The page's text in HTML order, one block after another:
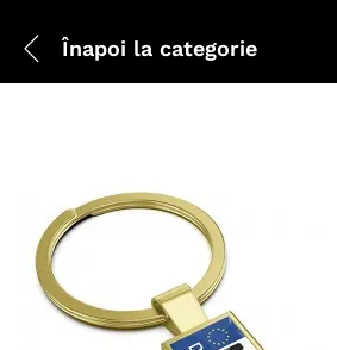
Înapoi la categorie